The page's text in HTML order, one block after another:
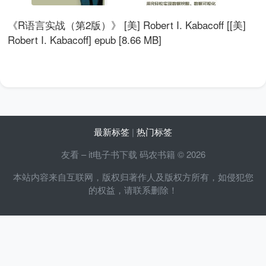
《R语言实战（第2版）》 [美] Robert I. Kabacoff [[美]
Robert I. Kabacoff] epub [8.66 MB]
最新标签 | 热门标签
友看 – it电子书下载 码农书籍 © 2026
本站内容来自互联网，版权归著作人及版权方所有，如侵犯您
的权益，请联系删除！